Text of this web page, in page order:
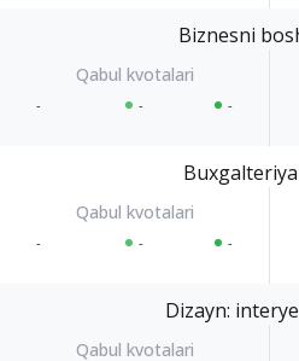
Biznesni
- - -
- - -
Dizayn: